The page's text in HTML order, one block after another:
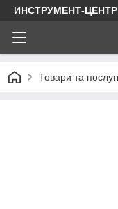
ИНСТРУМЕНТ-ЦЕНТР
Товари та